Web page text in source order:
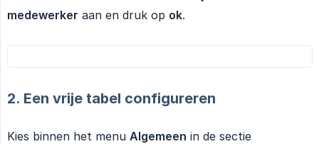
medewerker aan en druk op ok.
2. Een vrije tabel configureren
Kies binnen het menu Algemeen in de sectie